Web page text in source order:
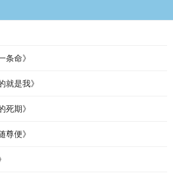
条命》
就是我》
死期》
尊便》